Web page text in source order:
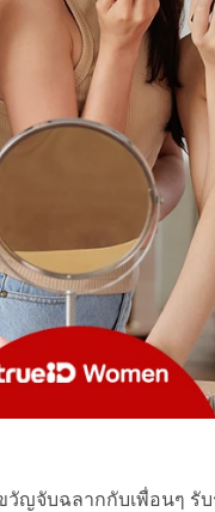
ญจับฉลากกับเพื่อนๆ รั